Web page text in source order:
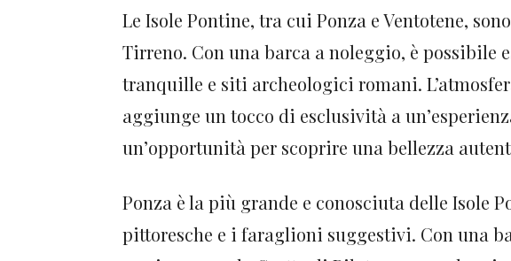
Le Isole Pontine, tra cui Ponza e Ventotene,
Tirreno. Con una barca a noleggio, è possibile
tranquille e siti archeologici romani.
aggiunge un tocco di esclusività a
un’opportunità per scoprire una bellezza
Ponza è la più grande e conosciuta delle Isole
pittoresche e i faraglioni suggestivi. Con una